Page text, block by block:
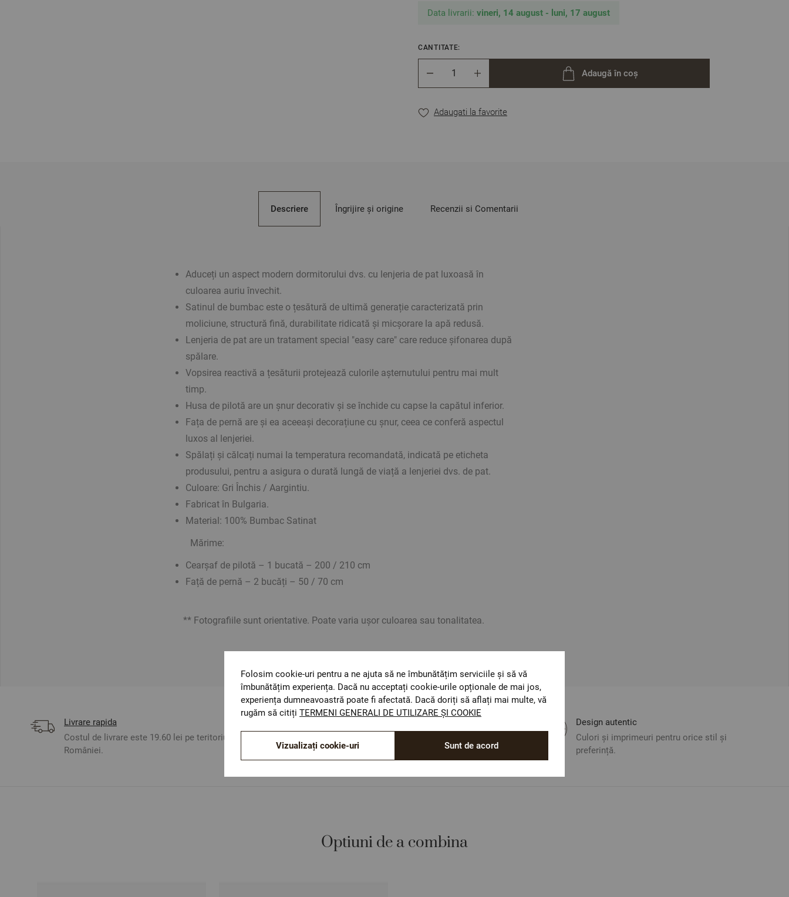
Data livrarii: vineri, 14 august - luni, 17 august
CANTITATE:
Adaugă în coș
Adaugati la favorite
Descriere
Aduceți un aspect modern dormitorului dvs. cu lenjeria de pat luxoasă în
culoarea auriu învechit.
Satinul de bumbac este o țesătură de ultimă generație caracterizată prin
moliciune, structură fină, durabilitate ridicată și micșorare la apă redusă.
Lenjeria de pat are un tratament special "easy care" care reduce șifonarea după
spălare.
Vopsirea reactivă a țesăturii protejează culorile așternutului pentru mai mult
timp.
Husa de pilotă are un șnur decorativ și se închide cu capse la capătul inferior.
Fața de pernă are și ea aceeași decorațiune cu șnur, ceea ce conferă aspectul
luxos al lenjeriei.
Spălați și călcați numai la temperatura recomandată, indicată pe eticheta
produsului, pentru a asigura o durată lungă de viață a lenjeriei dvs. de pat.
Culoare: Gri Închis / Aargintiu.
Fabricat în Bulgaria.
Material: 100% Bumbac Satinat
Mărime:
Cearșaf de pilotă – 1 bucată – 200 / 210 cm
Față de pernă – 2 bucăți – 50 / 70 cm
** Fotografiile sunt orientative. Poate varia ușor culoarea sau tonalitatea.
Îngrijire și origine Recenzii si Comentarii
Livrare rapida
Costul de livrare este 19.60 lei pe teritoriul
României.
dumneavoastră.
Design autentic
Culori și imprimeuri pentru orice stil și
preferință.
Optiuni de a combina
Folosim cookie-uri pentru a ne ajuta să ne îmbunătățim serviciile și să vă
îmbunătățim experiența. Dacă nu acceptați cookie-urile opționale de mai jos,
experiența dumneavoastră poate fi afectată. Dacă doriți să aflați mai multe, vă
rugăm să citiți TERMENI GENERALI DE UTILIZARE ȘI COOKIE
Sunt de acord
Vizualizați cookie-uri